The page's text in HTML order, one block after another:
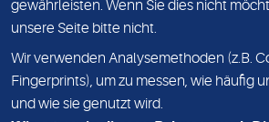
DATENSCHUTZ
gewährleisten. Wenn Sie dies nicht
unsere Seite bitte nicht.
Wir verwenden Analysemethoden (z.B.
Fingerprints), um zu messen, wie häufig
und wie sie genutzt wird.